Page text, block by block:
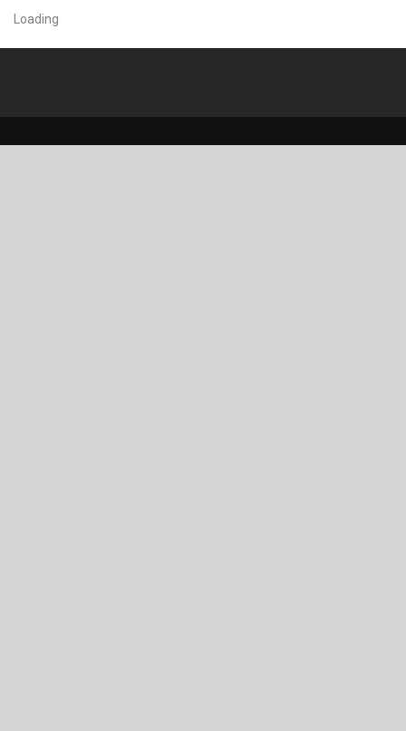
Loading